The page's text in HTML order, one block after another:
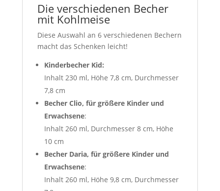
Die verschiedenen Becher
mit Kohlmeise
Diese Auswahl an 6 verschiedenen Bechern
macht das Schenken leicht!
Kinderbecher Kid:
Inhalt 230 ml, Höhe 7,8 cm, Durchmesser
7,8 cm
Becher Clio, für größere Kinder und
Erwachsene:
Inhalt 260 ml, Durchmesser 8 cm, Höhe
10 cm
Becher Daria, für größere Kinder und
Erwachsene:
Inhalt 260 ml, Höhe 9,8 cm, Durchmesser